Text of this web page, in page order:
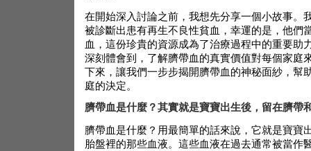
在開始深入討論之前，我想先分享一個小故事。
被診斷出患有再生不良性貧血，幸運的是，他們
血，這份珍貴的資源成為了治療過程中的重要助
深刻體會到，了解臍帶血的真實價值對每個家庭
下來，讓我們一步步揭開臍帶血的神秘面紗，幫
庭的決定。
臍帶血是什麼？其實就是寶寶出生後，留在臍帶
臍帶血是什麼？用最簡單的話來說，它就是寶寶
胎盤裡的那些血液。這些血液在過去通常被當作